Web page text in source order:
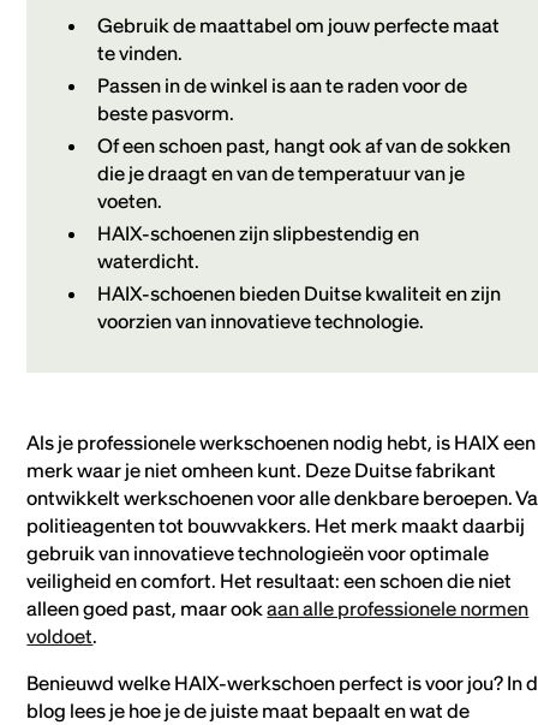
Gebruik de maattabel om jouw perfecte maat
te vinden.
Passen in de winkel is aan te raden voor de
beste pasvorm.
Of een schoen past, hangt ook af van de sokken
die je draagt en van de temperatuur van je
voeten.
HAIX-schoenen zijn slipbestendig en
waterdicht.
HAIX-schoenen bieden Duitse kwaliteit en zijn
voorzien van innovatieve technologie.
Als je professionele werkschoenen nodig hebt, is HAIX een
merk waar je niet omheen kunt. Deze Duitse fabrikant
ontwikkelt werkschoenen voor alle denkbare beroepen.
politieagenten tot bouwvakkers. Het merk maakt daarbij
gebruik van innovatieve technologieën voor optimale
veiligheid en comfort. Het resultaat: een schoen die niet
alleen goed past, maar ookaan alle professionele normen
voldoet.
Benieuwd welke HAIX-werkschoen perfect is voor jou? In
blog lees je hoe je de juiste maat bepaalt en wat de